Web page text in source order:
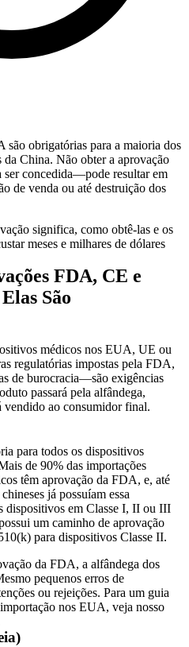
obrigatórias para a maioria dos
China. Não obter a aprovação
concedida—pode resultar em
de venda ou até destruição dos
significa, como obtê-las e os
meses e milhares de dólares
FDA, CE e
São
médicos nos EUA, UE ou
regulatórias impostas pela FDA,
de burocracia—são exigências
passará pela alfândega,
vendido ao consumidor final.
para todos os dispositivos
de 90% das importações
têm aprovação da FDA, e, até
já possuíam essa
dispositivos em Classe I, II ou III
um caminho de aprovação
para dispositivos Classe II.
da FDA, a alfândega dos
pequenos erros de
ou rejeições. Para um guia
nos EUA, veja nosso